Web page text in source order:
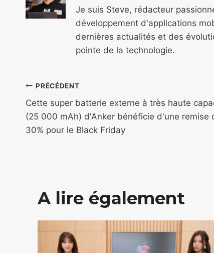
Je suis Steve, rédacteur
développement d'applications
dernières actualités et des
pointe de la technologie.
Navigation
de
l’article
PRÉCÉDENT
Cette super batterie externe à très haute
(25 000 mAh) d'Anker bénéficie d'une remise
30% pour le Black Friday
A lire également